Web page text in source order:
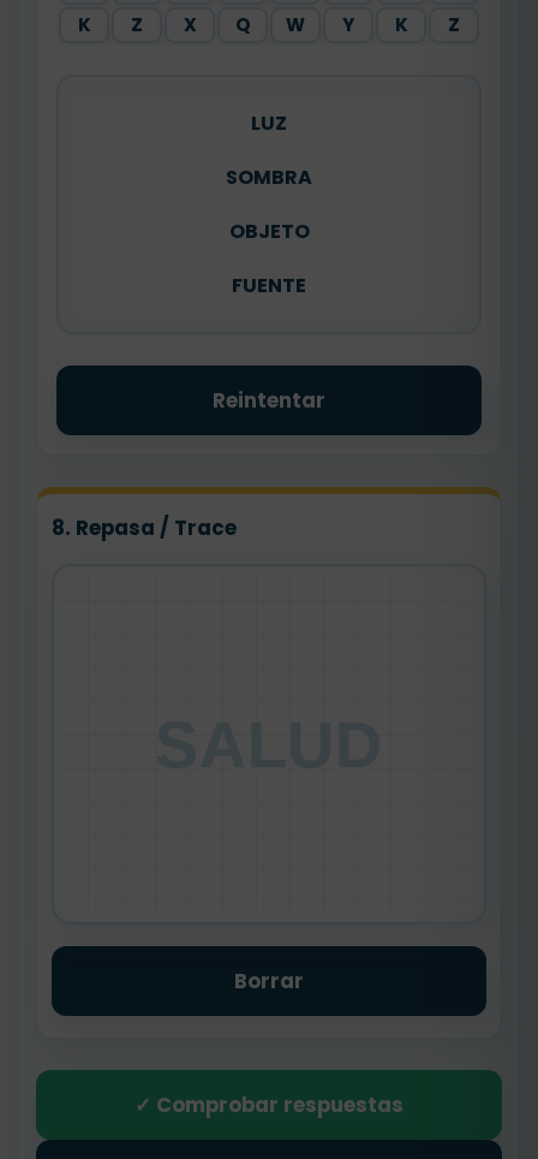
K
Z X Q W Y K Z
LUZ
SOMBRA
OBJETO
FUENTE
Reintentar
8. Repasa / Trace
Borrar
✓ Comprobar respuestas